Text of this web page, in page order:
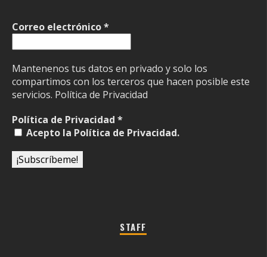
Correo electrónico*
Mantenenos tus datos en privado y solo los
compartimos con los terceros que hacen posible este
servicios. Política de Privacidad
Política de Privacidad *
Acepto la Política de Privacidad.
STAFF